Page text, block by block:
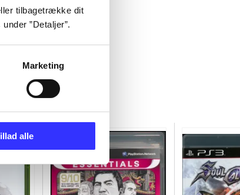
tilbagetrække dit
”Detaljer”.
Marketing
alle